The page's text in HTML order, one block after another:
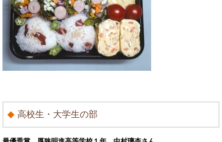
高校生・大学生の部